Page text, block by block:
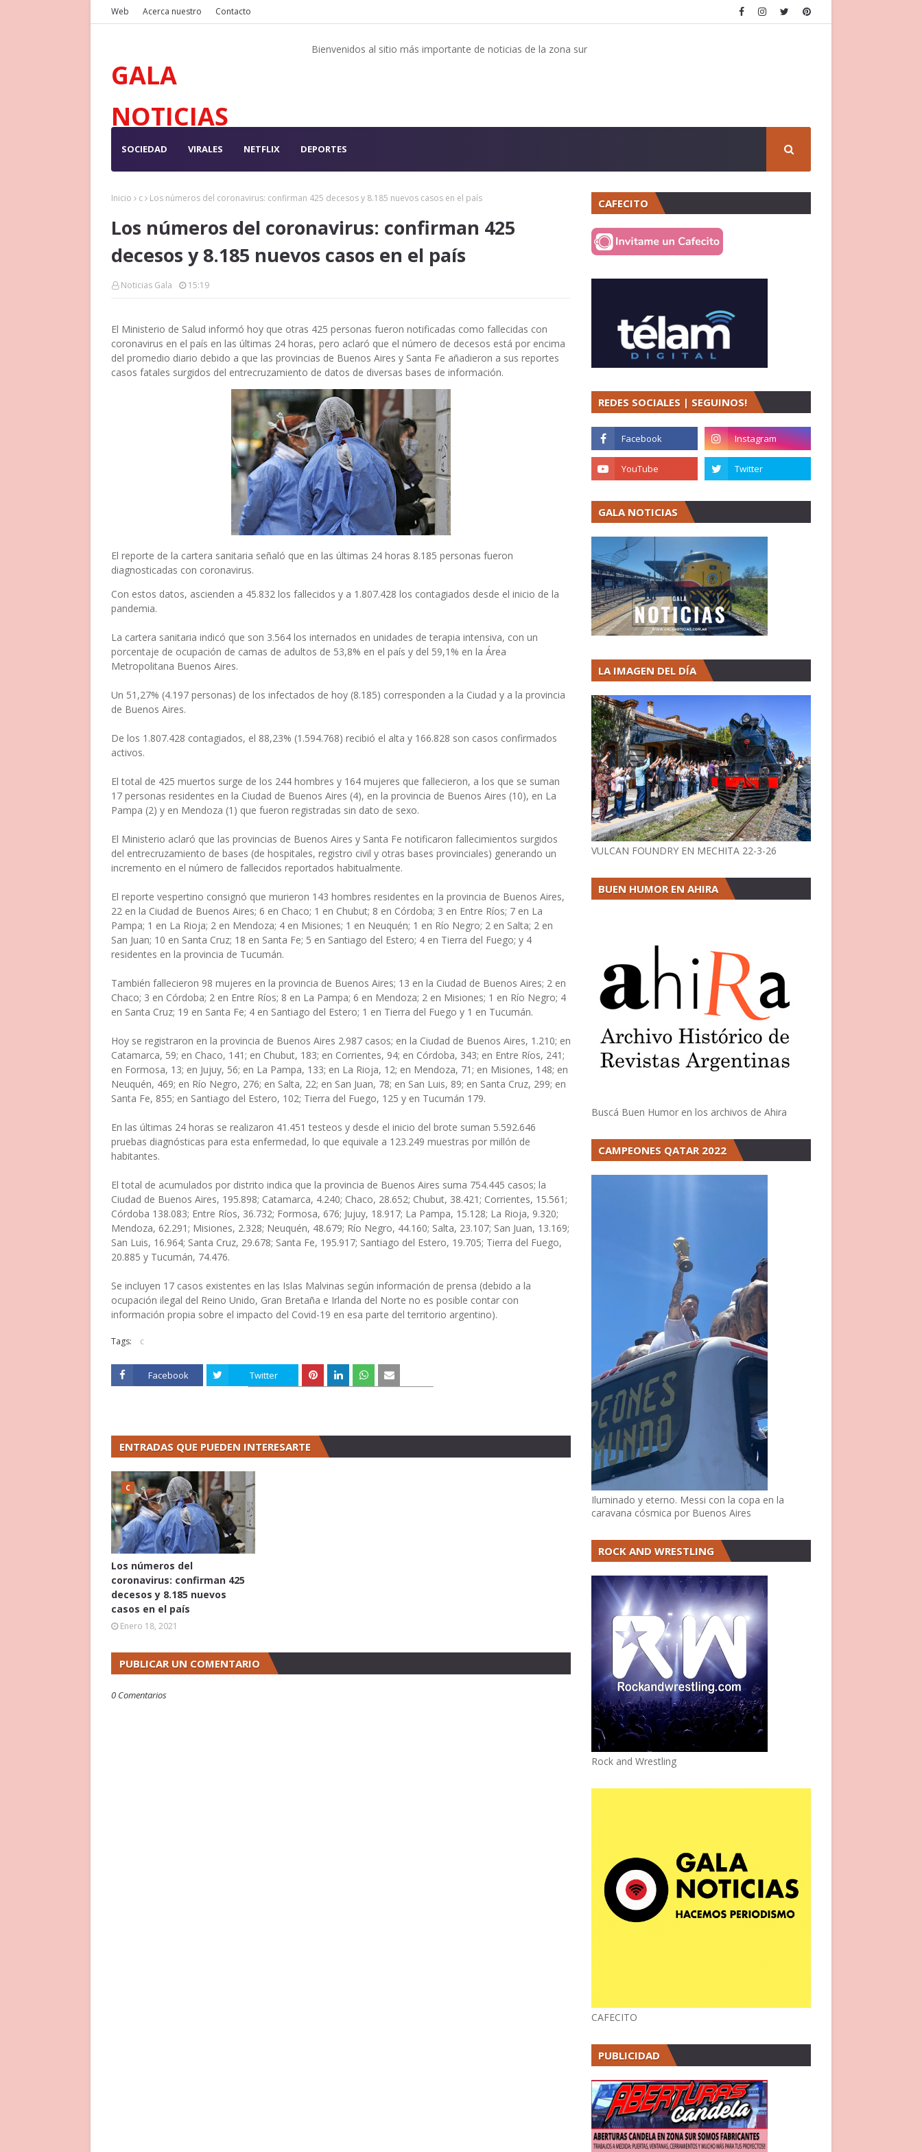
Web Acerca nuestro Contacto
GALA
NOTICIAS
Bienvenidos al sitio más importante de noticias de la zona sur
SOCIEDAD VIRALES NETFLIX DEPORTES
Inicio c Los números del coronavirus: confirman 425 decesos y 8.185 nuevos casos en el país
Los números del coronavirus: confirman 425
decesos y 8.185 nuevos casos en el país
Noticias Gala 15:19
El Ministerio de Salud informó hoy que otras 425 personas fueron notificadas como fallecidas con
coronavirus en el país en las últimas 24 horas, pero aclaró que el número de decesos está por encima
del promedio diario debido a que las provincias de Buenos Aires y Santa Fe añadieron a sus reportes
casos fatales surgidos del entrecruzamiento de datos de diversas bases de información.
El reporte de la cartera sanitaria señaló que en las últimas 24 horas 8.185 personas fueron
diagnosticadas con coronavirus.
Con estos datos, ascienden a 45.832 los fallecidos y a 1.807.428 los contagiados desde el inicio de la
pandemia.
La cartera sanitaria indicó que son 3.564 los internados en unidades de terapia intensiva, con un
porcentaje de ocupación de camas de adultos de 53,8% en el país y del 59,1% en la Área
Metropolitana Buenos Aires.
Un 51,27% (4.197 personas) de los infectados de hoy (8.185) corresponden a la Ciudad y a la provincia
de Buenos Aires.
De los 1.807.428 contagiados, el 88,23% (1.594.768) recibió el alta y 166.828 son casos confirmados
activos.
El total de 425 muertos surge de los 244 hombres y 164 mujeres que fallecieron, a los que se suman
17 personas residentes en la Ciudad de Buenos Aires (4), en la provincia de Buenos Aires (10), en La
Pampa (2) y en Mendoza (1) que fueron registradas sin dato de sexo.
El Ministerio aclaró que las provincias de Buenos Aires y Santa Fe notificaron fallecimientos surgidos
del entrecruzamiento de bases (de hospitales, registro civil y otras bases provinciales) generando un
incremento en el número de fallecidos reportados habitualmente.
El reporte vespertino consignó que murieron 143 hombres residentes en la provincia de Buenos Aires,
22 en la Ciudad de Buenos Aires; 6 en Chaco; 1 en Chubut; 8 en Córdoba; 3 en Entre Ríos; 7 en La
Pampa; 1 en La Rioja; 2 en Mendoza; 4 en Misiones; 1 en Neuquén; 1 en Río Negro; 2 en Salta; 2 en
San Juan; 10 en Santa Cruz; 18 en Santa Fe; 5 en Santiago del Estero; 4 en Tierra del Fuego; y 4
residentes en la provincia de Tucumán.
También fallecieron 98 mujeres en la provincia de Buenos Aires; 13 en la Ciudad de Buenos Aires; 2 en
Chaco; 3 en Córdoba; 2 en Entre Ríos; 8 en La Pampa; 6 en Mendoza; 2 en Misiones; 1 en Río Negro; 4
en Santa Cruz; 19 en Santa Fe; 4 en Santiago del Estero; 1 en Tierra del Fuego y 1 en Tucumán.
Hoy se registraron en la provincia de Buenos Aires 2.987 casos; en la Ciudad de Buenos Aires, 1.210; en
Catamarca, 59; en Chaco, 141; en Chubut, 183; en Corrientes, 94; en Córdoba, 343; en Entre Ríos, 241;
en Formosa, 13; en Jujuy, 56; en La Pampa, 133; en La Rioja, 12; en Mendoza, 71; en Misiones, 148; en
Neuquén, 469; en Río Negro, 276; en Salta, 22; en San Juan, 78; en San Luis, 89; en Santa Cruz, 299; en
Santa Fe, 855; en Santiago del Estero, 102; Tierra del Fuego, 125 y en Tucumán 179.
En las últimas 24 horas se realizaron 41.451 testeos y desde el inicio del brote suman 5.592.646
pruebas diagnósticas para esta enfermedad, lo que equivale a 123.249 muestras por millón de
habitantes.
El total de acumulados por distrito indica que la provincia de Buenos Aires suma 754.445 casos; la
Ciudad de Buenos Aires, 195.898; Catamarca, 4.240; Chaco, 28.652; Chubut, 38.421; Corrientes, 15.561;
Córdoba 138.083; Entre Ríos, 36.732; Formosa, 676; Jujuy, 18.917; La Pampa, 15.128; La Rioja, 9.320;
Mendoza, 62.291; Misiones, 2.328; Neuquén, 48.679; Río Negro, 44.160; Salta, 23.107; San Juan, 13.169;
San Luis, 16.964; Santa Cruz, 29.678; Santa Fe, 195.917; Santiago del Estero, 19.705; Tierra del Fuego,
20.885 y Tucumán, 74.476.
Se incluyen 17 casos existentes en las Islas Malvinas según información de prensa (debido a la
ocupación ilegal del Reino Unido, Gran Bretaña e Irlanda del Norte no es posible contar con
información propia sobre el impacto del Covid-19 en esa parte del territorio argentino).
Tags: c
Facebook Twitter
ENTRADAS QUE PUEDEN INTERESARTE
C
Los números del
coronavirus: confirman 425
decesos y 8.185 nuevos
casos en el país
Enero 18, 2021
PUBLICAR UN COMENTARIO
0 Comentarios
CAFECITO
REDES SOCIALES | SEGUINOS!
GALA NOTICIAS
LA IMAGEN DEL DÍA
VULCAN FOUNDRY EN MECHITA 22-3-26
BUEN HUMOR EN AHIRA
Buscá Buen Humor en los archivos de Ahira
CAMPEONES QATAR 2022
Iluminado y eterno. Messi con la copa en la
caravana cósmica por Buenos Aires
ROCK AND WRESTLING
Rock and Wrestling
CAFECITO
PUBLICIDAD